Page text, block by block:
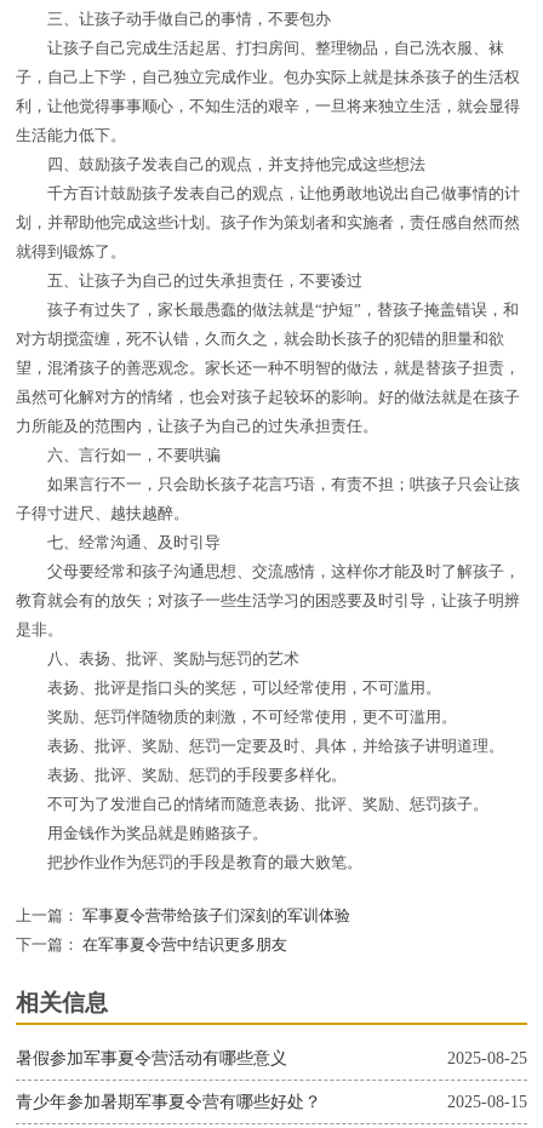
三、让孩子动手做自己的事情，不要包办
让孩子自己完成生活起居、打扫房间、整理物品，自己洗衣服、袜
子，自己上下学，自己独立完成作业。包办实际上就是抹杀孩子的生活权
利，让他觉得事事顺心，不知生活的艰辛，一旦将来独立生活，就会显得
生活能力低下。
四、鼓励孩子发表自己的观点，并支持他完成这些想法
千方百计鼓励孩子发表自己的观点，让他勇敢地说出自己做事情的计
划，并帮助他完成这些计划。孩子作为策划者和实施者，责任感自然而然
就得到锻炼了。
五、让孩子为自己的过失承担责任，不要诿过
孩子有过失了，家长最愚蠢的做法就是“护短”，替孩子掩盖错误，和
对方胡搅蛮缠，死不认错，久而久之，就会助长孩子的犯错的胆量和欲
望，混淆孩子的善恶观念。家长还一种不明智的做法，就是替孩子担责，
虽然可化解对方的情绪，也会对孩子起较坏的影响。好的做法就是在孩子
力所能及的范围内，让孩子为自己的过失承担责任。
六、言行如一，不要哄骗
如果言行不一，只会助长孩子花言巧语，有责不担；哄孩子只会让孩
子得寸进尺、越扶越醉。
七、经常沟通、及时引导
父母要经常和孩子沟通思想、交流感情，这样你才能及时了解孩子，
教育就会有的放矢；对孩子一些生活学习的困惑要及时引导，让孩子明辨
是非。
八、表扬、批评、奖励与惩罚的艺术
表扬、批评是指口头的奖惩，可以经常使用，不可滥用。
奖励、惩罚伴随物质的刺激，不可经常使用，更不可滥用。
表扬、批评、奖励、惩罚一定要及时、具体，并给孩子讲明道理。
表扬、批评、奖励、惩罚的手段要多样化。
不可为了发泄自己的情绪而随意表扬、批评、奖励、惩罚孩子。
用金钱作为奖品就是贿赂孩子。
把抄作业作为惩罚的手段是教育的最大败笔。
上一篇： 军事夏令营带给孩子们深刻的军训体验
下一篇： 在军事夏令营中结识更多朋友
相关信息
2025-08-25
暑假参加军事夏令营活动有哪些意义
2025-08-15
青少年参加暑期军事夏令营有哪些好处？